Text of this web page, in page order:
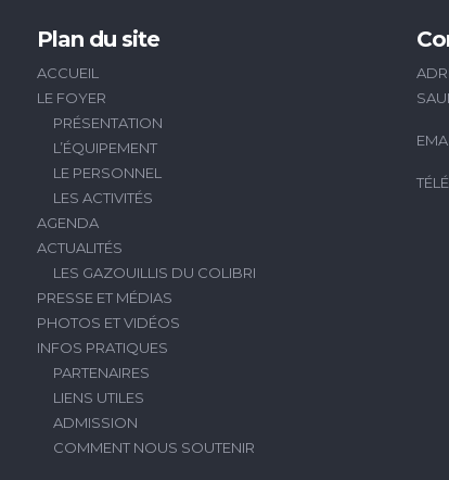
Plan du site
ACCUEIL
LE FOYER
PRÉSENTATION
L’ÉQUIPEMENT
LE PERSONNEL
LES ACTIVITÉS
AGENDA
ACTUALITÉS
LES GAZOUILLIS DU COLIBRI
PRESSE ET MÉDIAS
PHOTOS ET VIDÉOS
INFOS PRATIQUES
PARTENAIRES
LIENS UTILES
ADMISSION
COMMENT NOUS SOUTENIR